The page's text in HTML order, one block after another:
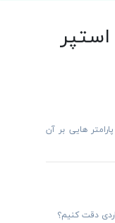
هایی بر آن